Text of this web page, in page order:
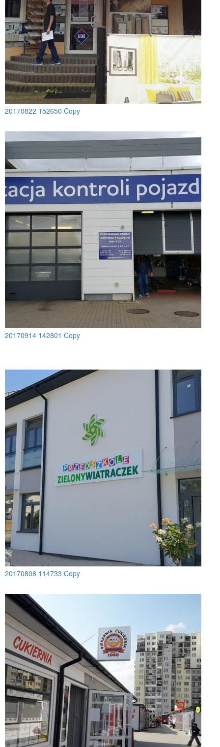
20170822 152650 Copy
20170914 142801 Copy
20170808 114733 Copy